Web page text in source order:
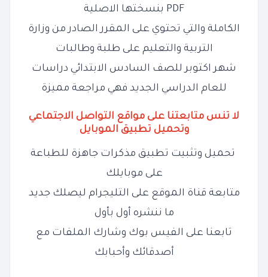
PDF بنسختها الاصلية
الكاملة والتي تحتوي على المقرر الصادر من وزارة
التربية والتعليم على طلبة وطالبات
شهر اكتوبر للصف السادس الابتدائي دراسات
للعام الدراسي الجديد فهي مراجعة مميزة
لا تنس متابعتنا على مواقع التواصل الاجتماعي
وتحميل تطبيق الموبايل
تحميل وتثبيت تطبيق مذكرات جاهزة للطباعة
على موبايلك
متابعة قناة الموقع على التليجرام ليصلك جديد
ما ننشره أول بأول
تابعنا على الفيس بوك وشارك الملفات مع
أصدقائك وأحبابك